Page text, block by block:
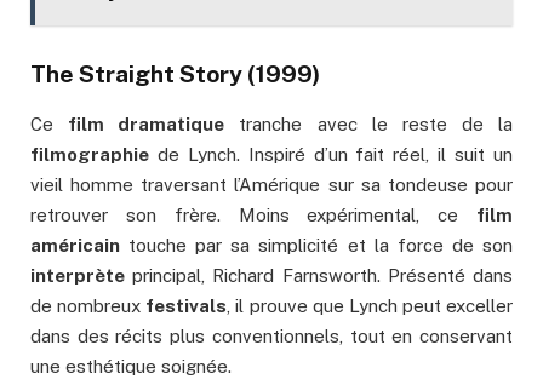
The Straight Story (1999)
Ce film dramatique tranche avec le reste de la
filmographie de Lynch. Inspiré d’un fait réel, il suit un
vieil homme traversant l’Amérique sur sa tondeuse pour
retrouver son frère. Moins expérimental, ce film
américain touche par sa simplicité et la force de son
interprète principal, Richard Farnsworth. Présenté dans
de nombreux festivals , il prouve que Lynch peut exceller
dans des récits plus conventionnels, tout en conservant
une esthétique soignée.